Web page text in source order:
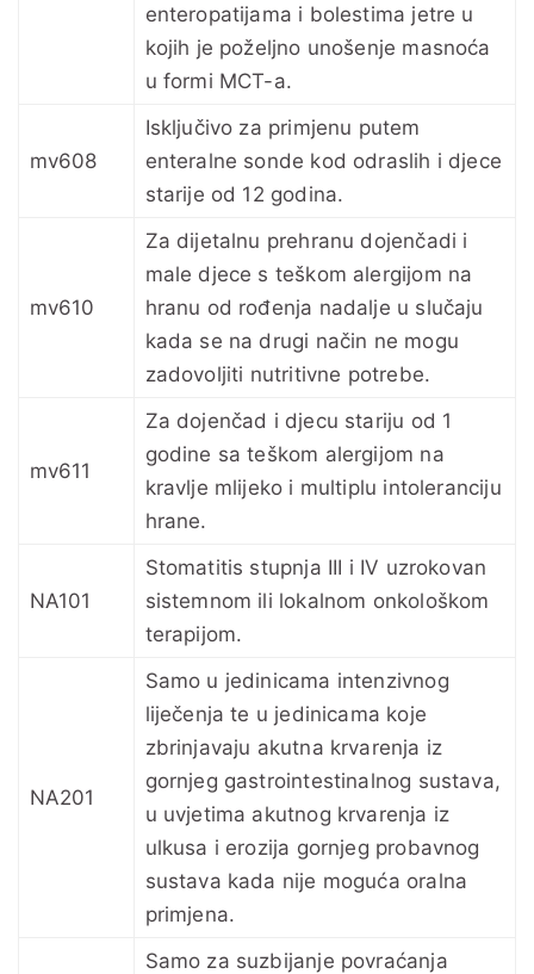
enteropatijama i bolestima jetre u
kojih je poželjno unošenje masnoća
u formi MCT-a.
mv608
Isključivo za primjenu putem
enteralne sonde kod odraslih i djece
starije od 12 godina.
mv610
Za dijetalnu prehranu dojenčadi i
male djece s teškom alergijom na
hranu od rođenja nadalje u slučaju
kada se na drugi način ne mogu
zadovoljiti nutritivne potrebe.
mv611
Za dojenčad i djecu stariju od 1
godine sa teškom alergijom na
kravlje mlijeko i multiplu intoleranciju
hrane.
NA101
Stomatitis stupnja III i IV uzrokovan
sistemnom ili lokalnom onkološkom
terapijom.
NA201
Samo u jedinicama intenzivnog
liječenja te u jedinicama koje
zbrinjavaju akutna krvarenja iz
gornjeg gastrointestinalnog sustava,
u uvjetima akutnog krvarenja iz
ulkusa i erozija gornjeg probavnog
sustava kada nije moguća oralna
primjena.
Samo za suzbijanje povraćanja